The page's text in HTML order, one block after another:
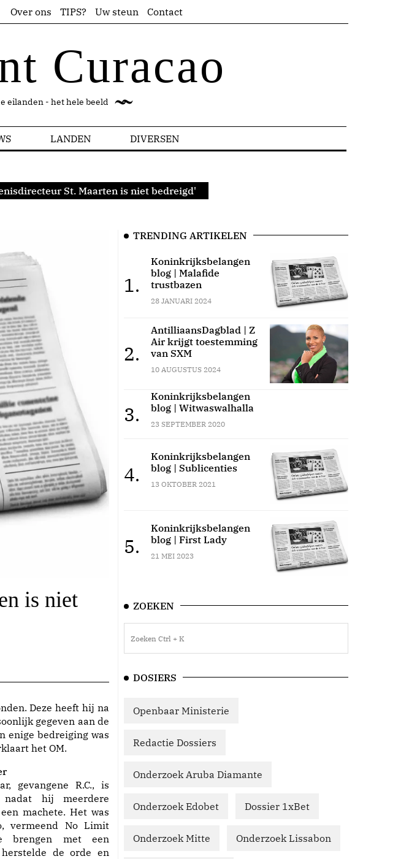
Over ons TIPS? Uw steun Contact
Curacao
eilanden - het hele beeld
LANDEN DIVERSEN
St. Maarten is niet bedreigd'
is niet
Deze heeft hij na
gegeven aan de
enige bedreiging was
het OM.
gevangene R.C., is
nadat hij meerdere
machete. Het was
vermeend No Limit
brengen met een
de orde en
TRENDING ARTIKELEN
1.
Koninkrijksbelangen
blog | Malafide
trustbazen
28 JANUARI 2024
2.
AntilliaansDagblad | Z
Air krijgt toestemming
van SXM
10 AUGUSTUS 2024
3.
Koninkrijksbelangen
blog | Witwaswalhalla
23 SEPTEMBER 2020
4.
Koninkrijksbelangen
blog | Sublicenties
13 OKTOBER 2021
5.
Koninkrijksbelangen
blog | First Lady
21 MEI 2023
ZOEKEN
DOSIERS
Openbaar Ministerie
Redactie Dossiers
Onderzoek Aruba Diamante
Onderzoek Edobet Dossier 1xBet
Onderzoek Mitte Onderzoek Lissabon